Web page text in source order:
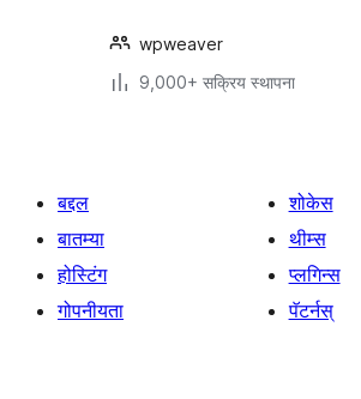
wpweaver
9,000+ सक्रिय स्थापना
बद्दल
बातम्या
होस्टिंग
गोपनीयता
शोकेस
थीम्स
प्लगिन्स
पॅटर्नस्